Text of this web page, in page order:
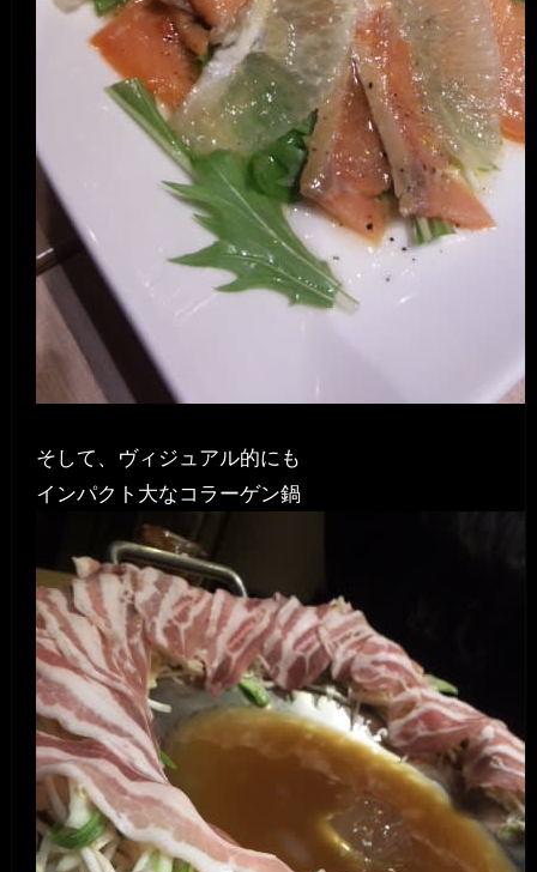
そして、ヴィジュアル的にも
インパクト大なコラーゲン鍋